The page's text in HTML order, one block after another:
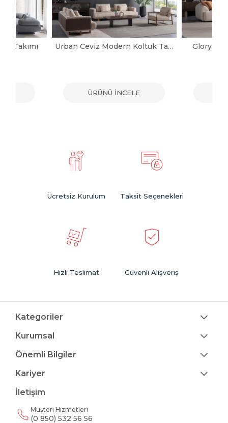
Takımı Urban Ceviz Modern Koltuk Takımı
ÜRÜNÜ İNCELE
Glory
Ücretsiz Kurulum Taksit Seçenekleri
Hızlı Teslimat Güvenli Alışveriş
Kategoriler
Kurumsal
Önemli Bilgiler
Kariyer
İletişim
Müşteri Hizmetleri
(0 850) 532 56 56